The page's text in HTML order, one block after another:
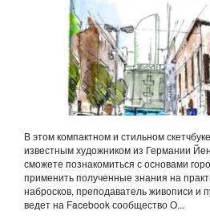
В этом компактном и стильном
известным художником из Германии
сможете познакомиться с основами
применить полученные знания на
набросков, преподаватель живописи и
ведет на Facebook сообщество O...